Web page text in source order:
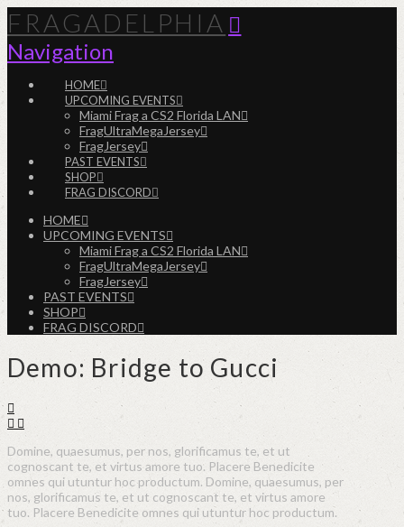
FRAGADELPHIA
Navigation
HOME
UPCOMING EVENTS
Miami Frag a CS2 Florida LAN
FragUltraMegaJersey
FragJersey
PAST EVENTS
SHOP
FRAG DISCORD
HOME
UPCOMING EVENTS
Miami Frag a CS2 Florida LAN
FragUltraMegaJersey
FragJersey
PAST EVENTS
SHOP
FRAG DISCORD
Demo: Bridge to Gucci
Domine, quaesumus, per nos, glorificamus te, et ut
cognoscant te, et virtus amore tuo. Placere Benedicite
omnes qui utuntur hoc productum. Domine, quaesumus, per
nos, glorificamus te, et ut cognoscant te, et virtus amore
tuo. Placere Benedicite omnes qui utuntur hoc productum.